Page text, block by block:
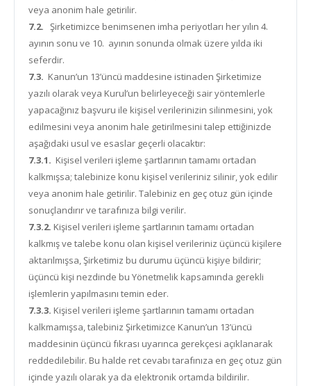
veya anonim hale getirilir.
7.2. Şirketimizce benimsenen imha periyotları her yılın 4.
ayının sonu ve 10. ayının sonunda olmak üzere yılda iki
seferdir.
7.3. Kanun’un 13’üncü maddesine istinaden Şirketimize
yazılı olarak veya Kurul’un belirleyeceği sair yöntemlerle
yapacağınız başvuru ile kişisel verilerinizin silinmesini, yok
edilmesini veya anonim hale getirilmesini talep ettiğinizde
aşağıdaki usul ve esaslar geçerli olacaktır:
7.3.1. Kişisel verileri işleme şartlarının tamamı ortadan
kalkmışsa; talebinize konu kişisel verileriniz silinir, yok edilir
veya anonim hale getirilir. Talebiniz en geç otuz gün içinde
sonuçlandırır ve tarafınıza bilgi verilir.
7.3.2. Kişisel verileri işleme şartlarının tamamı ortadan
kalkmış ve talebe konu olan kişisel verileriniz üçüncü kişilere
aktarılmışsa, Şirketimiz bu durumu üçüncü kişiye bildirir;
üçüncü kişi nezdinde bu Yönetmelik kapsamında gerekli
işlemlerin yapılmasını temin eder.
7.3.3. Kişisel verileri işleme şartlarının tamamı ortadan
kalkmamışsa, talebiniz Şirketimizce Kanun’un 13’üncü
maddesinin üçüncü fıkrası uyarınca gerekçesi açıklanarak
reddedilebilir. Bu halde ret cevabı tarafınıza en geç otuz gün
içinde yazılı olarak ya da elektronik ortamda bildirilir.